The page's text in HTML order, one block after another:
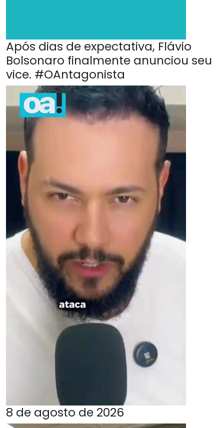
Após dias de expectativa, Flávio
Bolsonaro finalmente anunciou seu
vice. #OAntagonista
8 de agosto de 2026